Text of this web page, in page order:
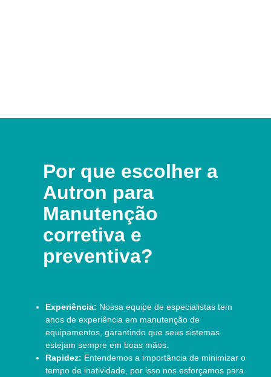
Por que escolher a
Autron para
Manutenção
corretiva e
preventiva?
Experiência: Nossa equipe de especialistas tem
anos de experiência em manutenção de
equipamentos, garantindo que seus sistemas
estejam sempre em boas mãos.
Rapidez: Entendemos a importância de minimizar o
tempo de inatividade, por isso nos esforçamos para